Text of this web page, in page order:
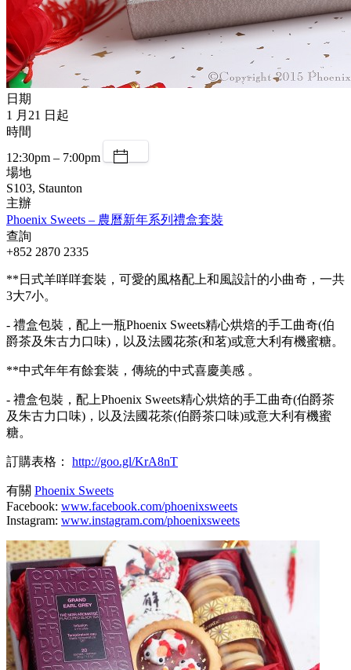
日期
1 月21 日起
時間
12:30pm – 7:00pm
場地
S103, Staunton
主辦
Phoenix Sweets – 農曆新年系列禮盒套裝
查詢
+852 2870 2335
**日式羊咩咩套裝，可愛的風格配上和風設計的小曲奇，一共
3大7小。
- 禮盒包裝，配上一瓶Phoenix Sweets精心烘焙的手工曲奇(伯
爵茶及朱古力口味)，以及法國花茶(和茗)或意大利有機蜜糖。
**中式年年有餘套裝，傳統的中式喜慶美感 。
- 禮盒包裝，配上Phoenix Sweets精心烘焙的手工曲奇(伯爵茶
及朱古力口味)，以及法國花茶(伯爵茶口味)或意大利有機蜜
糖。
訂購表格： http://goo.gl/KrA8nT
有關 Phoenix Sweets
Facebook: www.facebook.com/phoenixsweets
Instagram: www.instagram.com/phoenixsweets